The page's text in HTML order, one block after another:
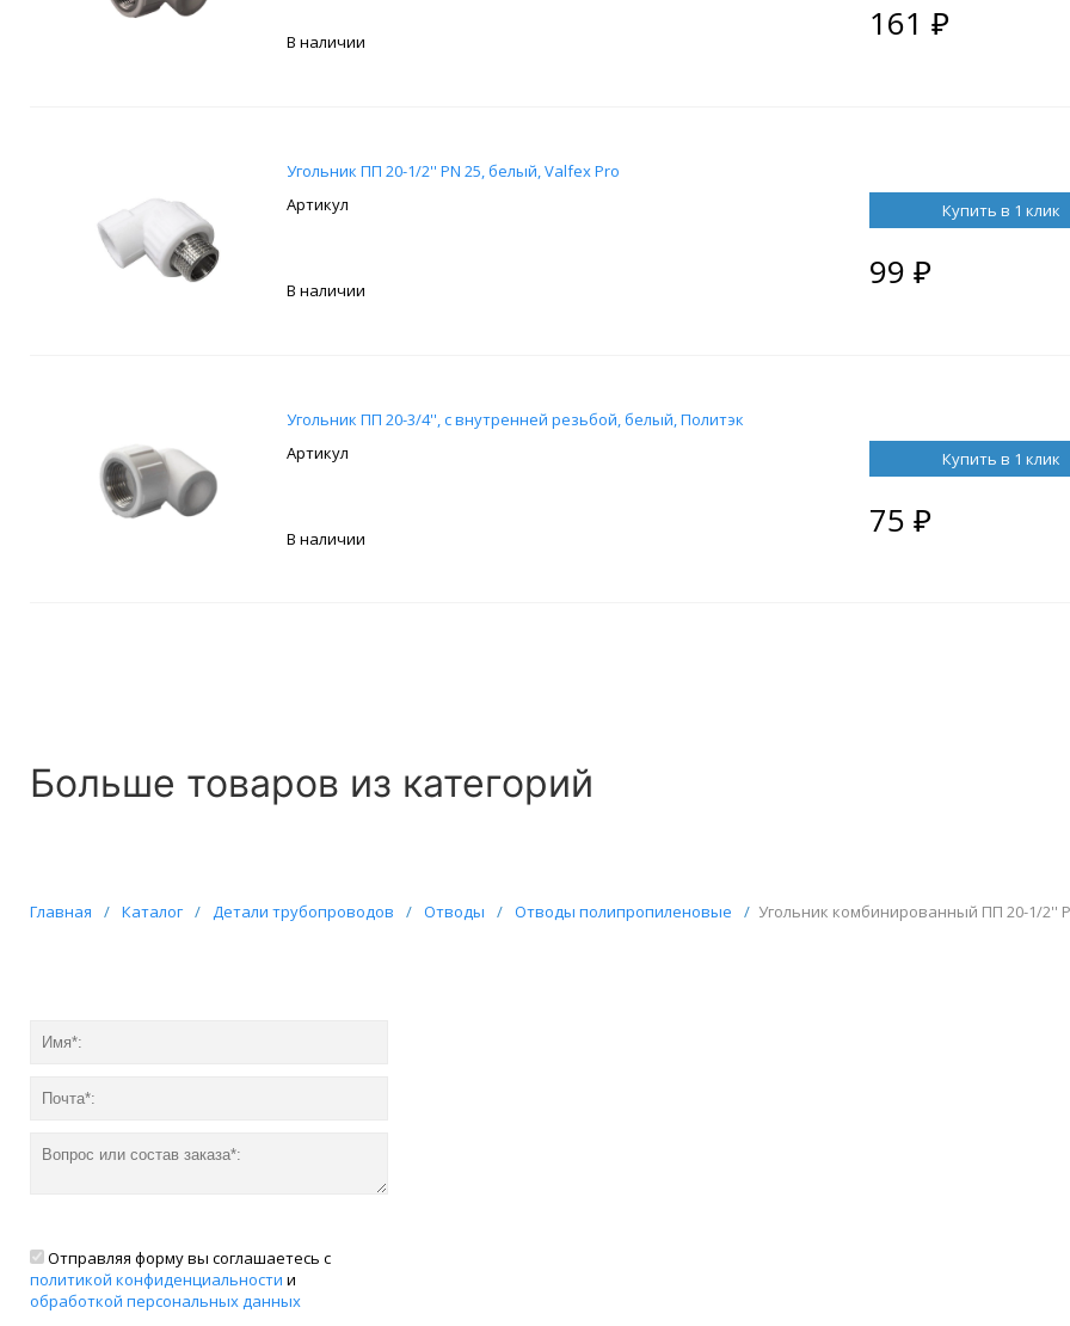
В наличии 161₽
Угольник ПП 20-1/2'' PN 25, белый, Valfex Pro
В наличии
Купить в 1 клик
99₽
Угольник ПП 20-3/4'', с внутренней резьбой, белый, Политэк
В наличии
Купить в 1 клик
75₽
Больше товаров из категорий
Главная / Каталог / Детали трубопроводов / Отводы / Отводы полипропиленовые / Угольник комбинированный ПП 20-1/2''
Отправляя форму вы соглашаетесь с
политикой конфиденциальности и
обработкой персональных данных